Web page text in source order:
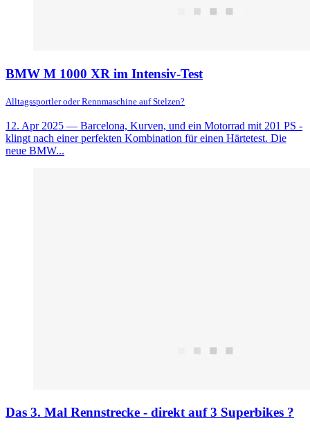
BMW M 1000 XR im Intensiv-Test
Alltagssportler oder Rennmaschine auf Stelzen?
12. Apr 2025 — Barcelona, Kurven, und ein Motorrad mit 201 PS -
klingt nach einer perfekten Kombination für einen Härtetest. Die
neue BMW...
Das 3. Mal Rennstrecke - direkt auf 3 Superbikes ?